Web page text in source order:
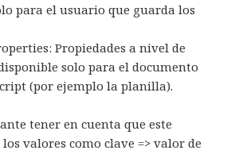
para el usuario que guarda los
Propiedades a nivel de
solo para el documento
(por ejemplo la planilla).
tener en cuenta que este
valores como clave => valor de